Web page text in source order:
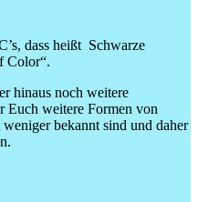
dass heißt Schwarze
Color“.
hinaus noch weitere
Euch weitere Formen von
bekannt sind und daher